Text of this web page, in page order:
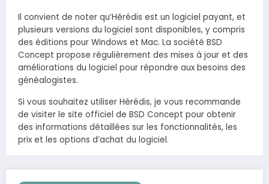
Il convient de noter qu’Hérédis est un logiciel payant, et
plusieurs versions du logiciel sont disponibles, y compris
des éditions pour Windows et Mac. La société BSD
Concept propose régulièrement des mises à jour et des
améliorations du logiciel pour répondre aux besoins des
généalogistes.
Si vous souhaitez utiliser Hérédis, je vous recommande
de visiter le site officiel de BSD Concept pour obtenir
des informations détaillées sur les fonctionnalités, les
prix et les options d’achat du logiciel.